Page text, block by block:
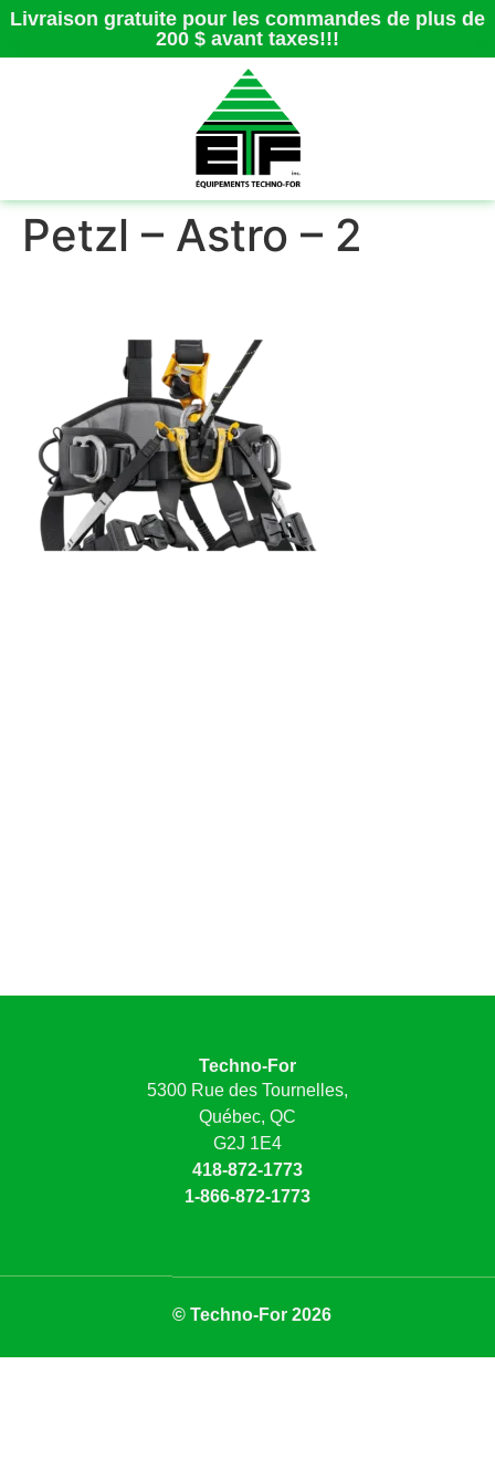
Livraison gratuite pour les commandes de plus de
200 $ avant taxes!!!
Petzl – Astro – 2
Techno-For
5300 Rue des Tournelles,
Québec, QC
G2J 1E4
418-872-1773
1-866-872-1773
© Techno-For 2026